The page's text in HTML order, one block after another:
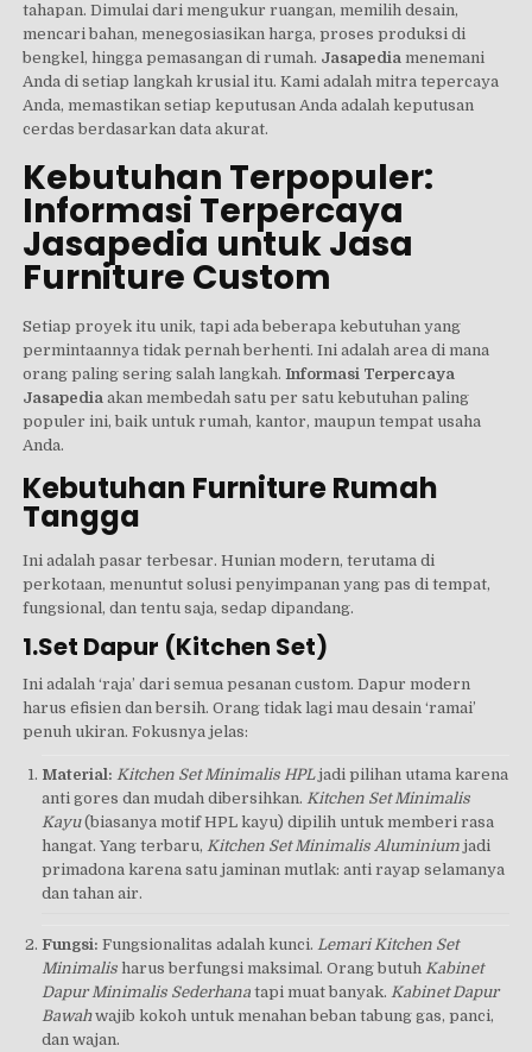
tahapan. Dimulai dari mengukur ruangan, memilih desain,
mencari bahan, menegosiasikan harga, proses produksi di
bengkel, hingga pemasangan di rumah. Jasapedia menemani
Anda di setiap langkah krusial itu. Kami adalah mitra tepercaya
Anda, memastikan setiap keputusan Anda adalah keputusan
cerdas berdasarkan data akurat.
Kebutuhan Terpopuler:
Informasi Terpercaya
Jasapedia untuk Jasa
Furniture Custom
Setiap proyek itu unik, tapi ada beberapa kebutuhan yang
permintaannya tidak pernah berhenti. Ini adalah area di mana
orang paling sering salah langkah.Informasi Terpercaya
Jasapedia akan membedah satu per satu kebutuhan paling
populer ini, baik untuk rumah, kantor, maupun tempat usaha
Anda.
Kebutuhan Furniture Rumah
Tangga
Ini adalah pasar terbesar. Hunian modern, terutama di
perkotaan, menuntut solusi penyimpanan yang pas di tempat,
fungsional, dan tentu saja, sedap dipandang.
1.Set Dapur (Kitchen Set)
Ini adalah ‘raja’ dari semua pesanan custom. Dapur modern
harus efisien dan bersih. Orang tidak lagi mau desain ‘ramai’
penuh ukiran. Fokusnya jelas:
Material: Kitchen Set Minimalis HPLjadi pilihan utama karena
anti gores dan mudah dibersihkan. Kitchen Set Minimalis
Kayu(biasanya motif HPL kayu) dipilih untuk memberi rasa
hangat. Yang terbaru, Kitchen Set Minimalis Aluminiumjadi
primadona karena satu jaminan mutlak: anti rayap selamanya
dan tahan air.
Fungsi: Fungsionalitas adalah kunci. Lemari Kitchen Set
Minimalisharus berfungsi maksimal. Orang butuh Kabinet
Dapur Minimalis Sederhanatapi muat banyak. Kabinet Dapur
Bawahwajib kokoh untuk menahan beban tabung gas, panci,
dan wajan.